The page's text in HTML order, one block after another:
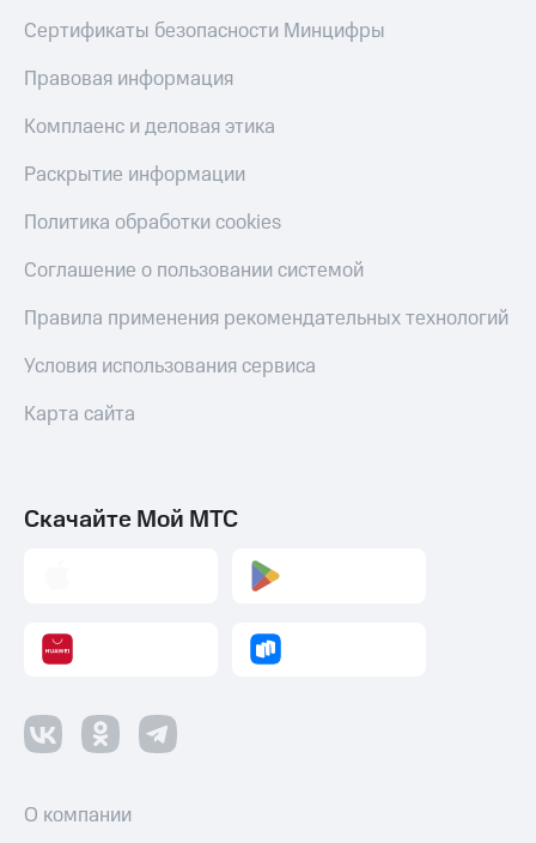
Сертификаты безопасности Минцифры
Правовая информация
Комплаенс и деловая этика
Раскрытие информации
Политика обработки cookies
Соглашение о пользовании системой
Правила применения рекомендательных технологий
Условия использования сервиса
Карта сайта
Скачайте Мой МТС
О компании